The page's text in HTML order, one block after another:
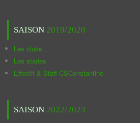
SAISON 2019/2020
Les clubs
Les stades
Effectif & Staff CSConstantine
SAISON 2022/2023